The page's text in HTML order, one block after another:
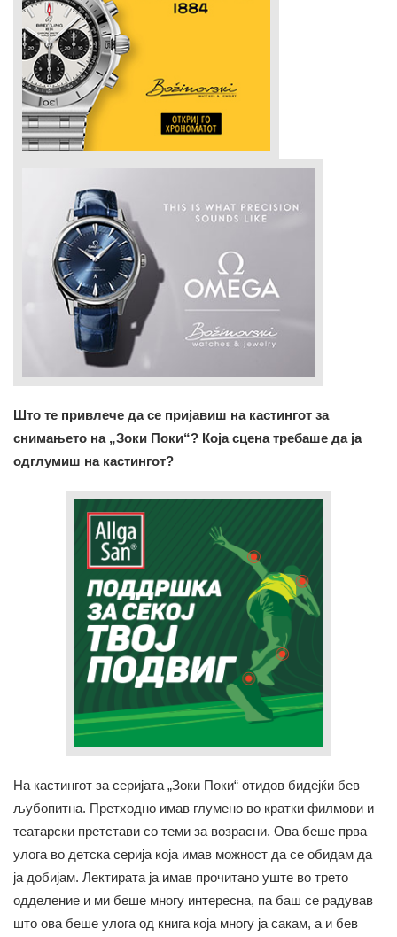
Што те привлече да се пријавиш на кастингот за
снимањето на „Зоки Поки“? Која сцена требаше да ја
одглумиш на кастингот?
На кастингот за серијата „Зоки Поки“ отидов бидејќи бев
љубопитна. Претходно имав глумено во кратки филмови и
театарски претстави со теми за возрасни. Ова беше прва
улога во детска серија која имав можност да се обидам да
ја добијам. Лектирата ја имав прочитано уште во трето
одделение и ми беше многу интересна, па баш се радував
што ова беше улога од книга која многу ја сакам, а и бев